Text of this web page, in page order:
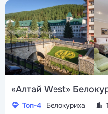
«Алтай West»
Топ-4 Белокуриха